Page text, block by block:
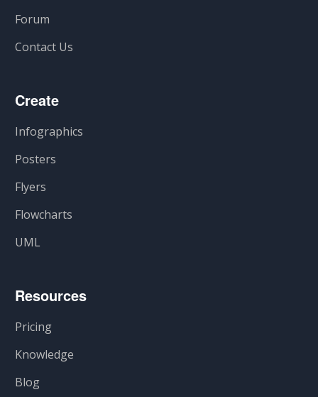
Forum
Contact Us
Create
Infographics
Posters
Flyers
Flowcharts
UML
Resources
Pricing
Knowledge
Blog